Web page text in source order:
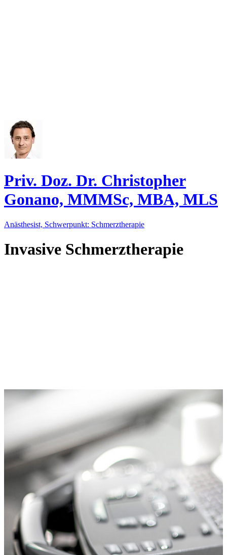
Priv. Doz. Dr. Christopher
Gonano, MMMSc, MBA, MLS
Anästhesist, Schwerpunkt: Schmerztherapie
Invasive Schmerztherapie